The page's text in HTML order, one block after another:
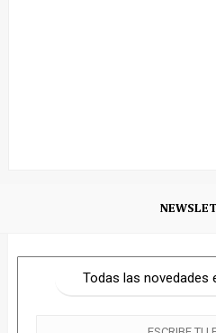
Todas las novedades